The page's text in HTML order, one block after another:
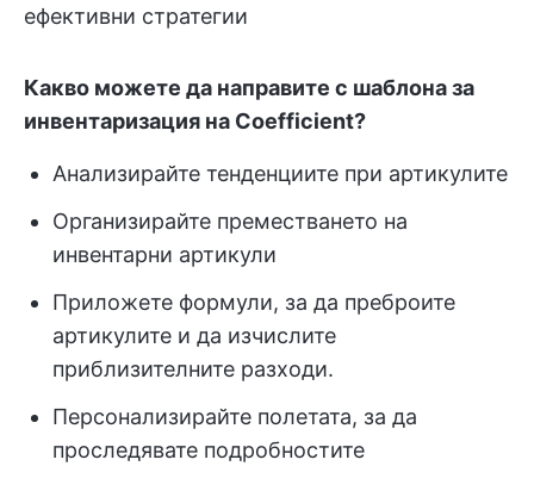
ефективни стратегии
Какво можете да направите с шаблона за
инвентаризация на Coefficient?
Анализирайте тенденциите при артикулите
Организирайте преместването на
инвентарни артикули
Приложете формули, за да преброите
артикулите и да изчислите
приблизителните разходи.
Персонализирайте полетата, за да
проследявате подробностите